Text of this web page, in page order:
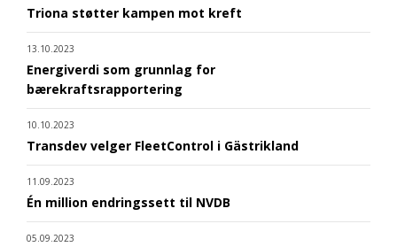
Triona støtter kampen mot kreft
13.10.2023
Energiverdi som grunnlag for
bærekraftsrapportering
10.10.2023
Transdev velger FleetControl i Gästrikland
11.09.2023
Én million endringssett til NVDB
05.09.2023